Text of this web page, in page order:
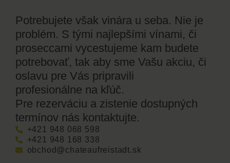
Potrebujete však vinára u seba. Nie je
problém. S tými najlepšími vínami, či
proseccami vycestujeme kam budete
potrebovať, tak aby sme Vašu akciu, či
oslavu pre Vás pripravili
profesionálne na kľúč.
Pre rezerváciu a zistenie dostupných
termínov nás kontaktujte.
+421 948 068 598
+421 948 168 338
obchod@chateaufreistadt.sk